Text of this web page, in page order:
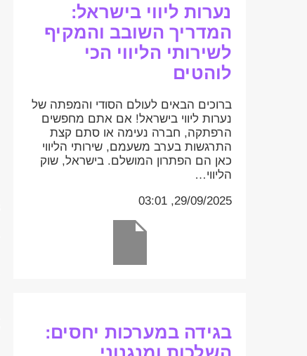
נערות ליווי בישראל:
המדריך השובב והמקיף
לשירותי הליווי הכי
לוהטים
ברוכים הבאים לעולם הסודי והמפתה של
נערות ליווי בישראל! אם אתם מחפשים
הרפתקה, חברה נעימה או סתם קצת
התרגשות בערב משעמם, שירותי הליווי
כאן הם הפתרון המושלם. בישראל, שוק
הליווי…
29/09/2025, 03:01
בגידה במערכות יחסים: